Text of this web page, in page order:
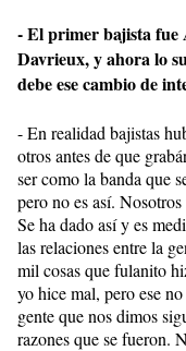
- El primer bajista fue
Davrieux, y ahora lo
debe ese cambio de
- En realidad bajistas
otros antes de que
ser como la banda que
pero no es así.
Se ha dado así y es
las relaciones entre la
mil cosas que fulanito
yo hice mal, pero ese
gente que nos dimos
razones que se fueron.